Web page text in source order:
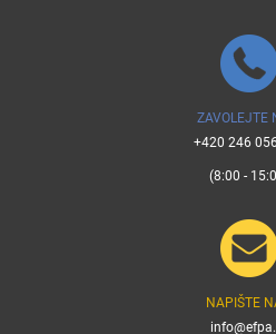
ZAVOLEJTE
+420 246
(8:00 -
NAPIŠTE